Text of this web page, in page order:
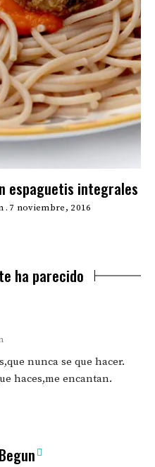
espaguetis integrales
7 noviembre, 2016
ha parecido
nunca se que hacer.
haces,me encantan.